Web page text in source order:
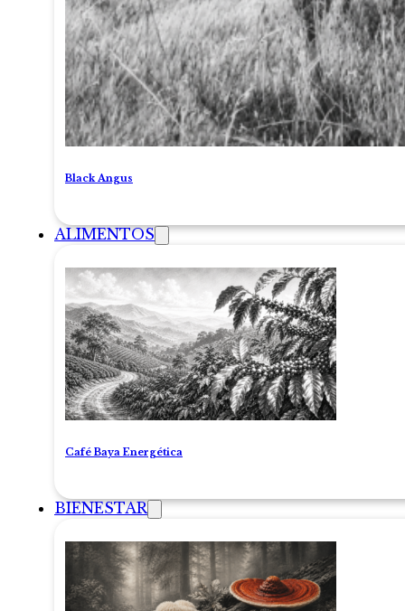
Black Angus
ALIMENTOS
Café Baya Energética
BIENESTAR